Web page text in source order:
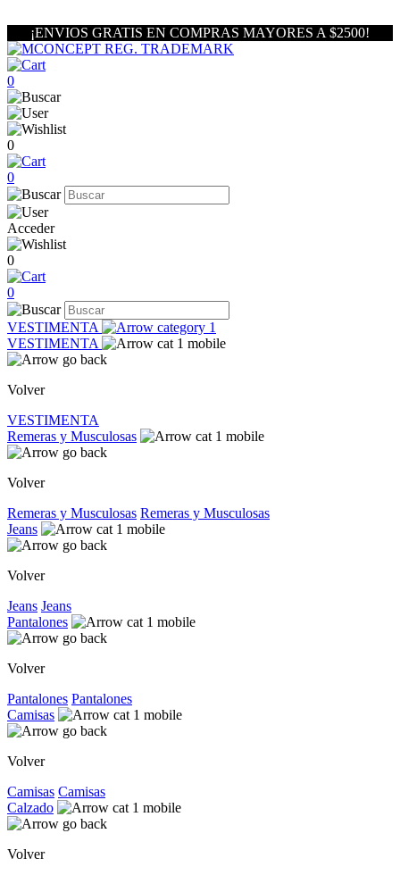
¡ENVIOS GRATIS EN COMPRAS MAYORES A $2500!
0
0
0
Acceder
0
0
VESTIMENTA
VESTIMENTA
Volver
VESTIMENTA
Remeras y Musculosas
Volver
Remeras y Musculosas Remeras y Musculosas
Jeans
Volver
Jeans Jeans
Pantalones
Volver
Pantalones Pantalones
Camisas
Volver
Camisas Camisas
Calzado
Volver